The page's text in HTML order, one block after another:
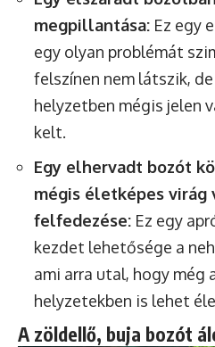
megpillantása: Ez egy
egy olyan problémát
felszínen nem látszik,
helyzetben mégis jelen
kelt.
Egy elhervadt bozót
mégis életképes virág
felfedezése: Ez egy
kezdet lehetősége a
ami arra utal, hogy még
helyzetekben is lehet
A zöldellő, buja bozót